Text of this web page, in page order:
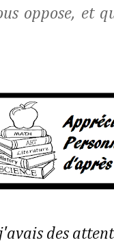
oppose, et
des